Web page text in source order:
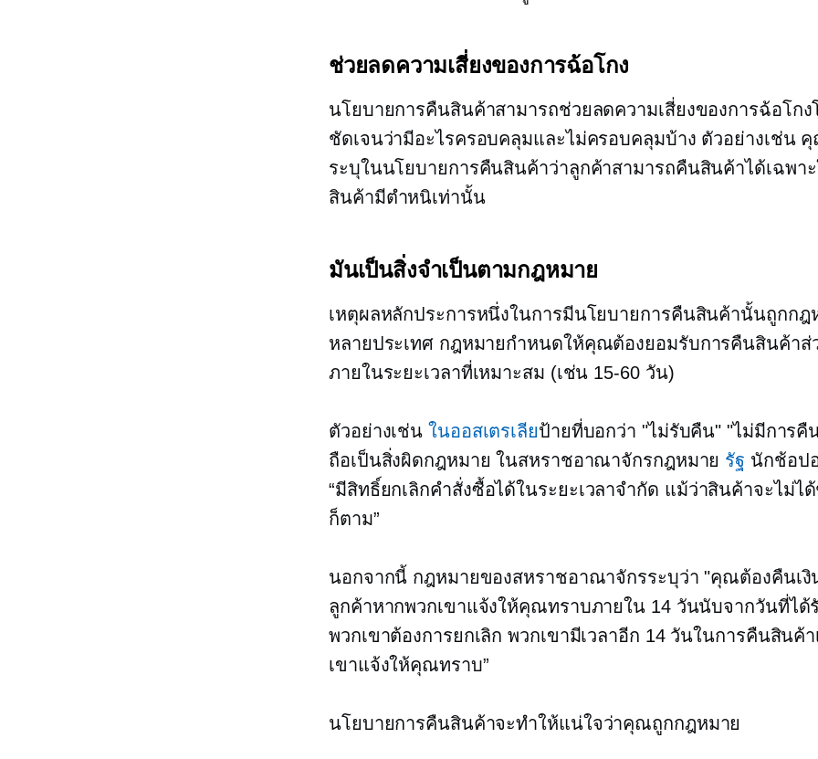
ช่วยลดความเสี่ยงของการฉ้อโกง
นโยบายการคืนสินค้าสามารถช่วยลดความเสี่ยงของการฉ้อโกง
ชัดเจนว่ามีอะไรครอบคลุมและไม่ครอบคลุมบ้าง ตัวอย่างเช่น
ระบุในนโยบายการคืนสินค้าว่าลูกค้าสามารถคืนสินค้าได้เฉพา
สินค้ามีตำหนิเท่านั้น
มันเป็นสิ่งจำเป็นตามกฎหมาย
เหตุผลหลักประการหนึ่งในการมีนโยบายการคืนสินค้านั้นถูกกฎ
หลายประเทศ กฎหมายกำหนดให้คุณต้องยอมรับการคืนสินค้าส่
ภายในระยะเวลาที่เหมาะสม (เช่น 15-60วัน)
ตัวอย่างเช่นในออสเตรเลียป้ายที่บอกว่า "ไม่รับคืน" "ไม่มีการคื
ถือเป็นสิ่งผิดกฎหมาย ในสหราชอาณาจักรกฎหมาย รัฐ นักช้อป
“มีสิทธิ์ยกเลิกคำสั่งซื้อได้ในระยะเวลาจำกัด แม้ว่าสินค้าจะไม่ไ
ก็ตาม”
นอกจากนี้ กฎหมายของสหราชอาณาจักรระบุว่า "คุณต้องคืนเงิ
ลูกค้าหากพวกเขาแจ้งให้คุณทราบภายใน 14 วันนับจากวันที่ได้
พวกเขาต้องการยกเลิก พวกเขามีเวลาอีก 14 วันในการคืนสินค้
เขาแจ้งให้คุณทราบ”
นโยบายการคืนสินค้าจะทำให้แน่ใจว่าคุณถูกกฎหมาย